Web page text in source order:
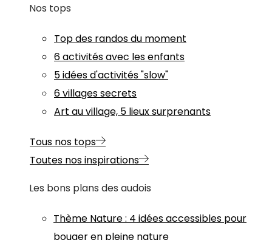
Nos tops
Top des randos du moment
6 activités avec les enfants
5 idées d'activités "slow"
6 villages secrets
Art au village, 5 lieux surprenants
Tous nos tops
Toutes nos inspirations
Les bons plans des audois
Thème Nature: 4 idées accessibles pour
bouger en pleine nature